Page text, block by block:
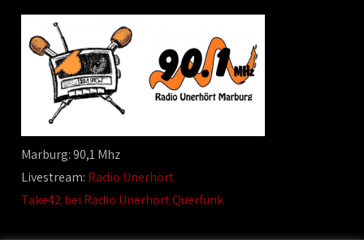
Marburg: 90,1 Mhz
Livestream: Radio Unerhört
Take42 bei Radio Unerhört Querfunk